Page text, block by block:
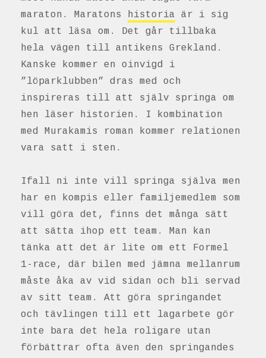
maraton. Maratons historia är i sig
kul att läsa om. Det går tillbaka
hela vägen till antikens Grekland.
Kanske kommer en oinvigd i
”löparklubben” dras med och
inspireras till att själv springa om
hen läser historien. I kombination
med Murakamis roman kommer relationen
vara satt i sten.
Ifall ni inte vill springa själva men
har en kompis eller familjemedlem som
vill göra det, finns det många sätt
att sätta ihop ett team. Man kan
tänka att det är lite om ett Formel
1-race, där bilen med jämna mellanrum
måste åka av vid sidan och bli servad
av sitt team. Att göra springandet
och tävlingen till ett lagarbete gör
inte bara det hela roligare utan
förbättrar ofta även den springandes